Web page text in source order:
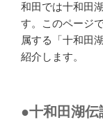
和田では十和田
す。このページ
属する「十和田
紹介します。
●十和田湖伝